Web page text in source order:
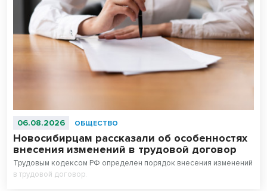
06.08.2026 ОБЩЕСТВО
Новосибирцам рассказали об особенностях
внесения изменений в трудовой договор
Трудовым кодексом РФ определен порядок внесения изменений
в трудовой договор.